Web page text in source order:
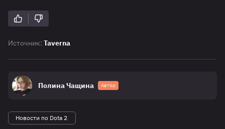
Источник: Taverna
Полина Чащина Автор
Новости по Dota 2